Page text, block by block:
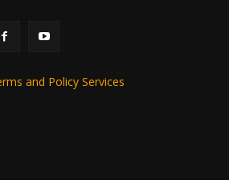
and Policy Services